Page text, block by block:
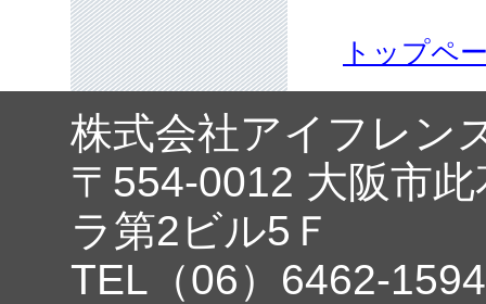
トップペ
株式会社アイフレン
〒554-0012 大阪市
ラ第2ビル5Ｆ
TEL（06）6462-